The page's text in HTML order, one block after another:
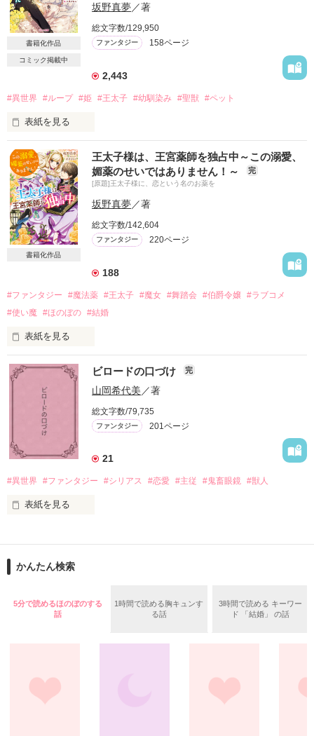
書籍化作品
コミック掲載中
坂野真夢／著
総文字数/129,950
ファンタジー 158ページ
2,443
#異世界 #ループ #姫 #王太子 #幼馴染み #聖獣 #ペット
表紙を見る
ブライト王国は、極寒の地にありながら、聖獣に守られてい
る。
王家の子は必ず、聖獣の加護を得るのだ。
しかしフィオナには加護が与えられなかった。そのために、彼
女は政略結婚の駒となる。
愛されたいと願い続け、夫に殺されたフィオナは、次の瞬間政
略結婚を決められた王の間にいた。
そこから始まる悲劇を繰り返すこと七回。
これからは自分が楽しむためだけに生きてやるー！！
書籍化作品
王太子様は、王宮薬師を独占中～この溺愛、
媚薬のせいではありません！～
完
[原題]王太子様に、恋という名のお薬を
坂野真夢／著
総文字数/142,604
ファンタジー 220ページ
188
#ファンタジー #魔法薬 #王太子 #魔女 #舞踏会 #伯爵令嬢 #ラブコメ
#使い魔
#ほのぼの #結婚
表紙を見る
【書籍化に伴い、7月10日より部分公開となります。ご了承く
ださい】
原題：『王太子様に、恋という名のお薬を』
ギールランドの国王には悩みの種がある。
い。
「あいにくですが父上。俺にはどの家の娘も同じに見えます」
ギルバート＝ローガン　十九歳
エマ＝バーネット　二十歳
ビロードの口づけ 完
山岡希代美 ／著
総文字数/79,735
ファンタジー 201ページ
21
#異世界 #ファンタジー #シリアス #恋愛 #主従 #鬼畜眼鏡 #獣人
表紙を見る
事がある。
娘を守るため、父はボディガードを雇った。
鬼畜眼鏡なボディガードと世間知らずなお嬢様の純粋で歪んだ
かんたん検索
5分で読めるほのぼのする
話
1時間で読める胸キュンす
る話
3時間で読める キーワー
ド 「結婚」 の話